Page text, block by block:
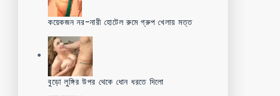
কয়েকজন নর-নারী হোটেল রুমে গ্রুপ খেলায় মত্ত
বুড়ো লুঙ্গির উপর থেকে ধোন ধরতে দিলো